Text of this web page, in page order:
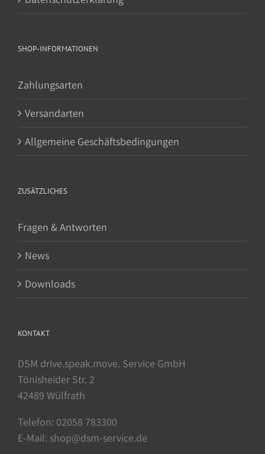
SHOP-INFORMATIONEN
Zahlungsarten
Versandarten
Allgemeine Geschäftsbedingungen
ZUSÄTZLICHES
Fragen & Antworten
News
Downloads
KONTAKT
DSM drive.speak.move. Service GmbH
Tönisheider Str. 2
42489 Wülfrath
Telefon: 02058 783300
E-Mail: shop@dsm-service.de